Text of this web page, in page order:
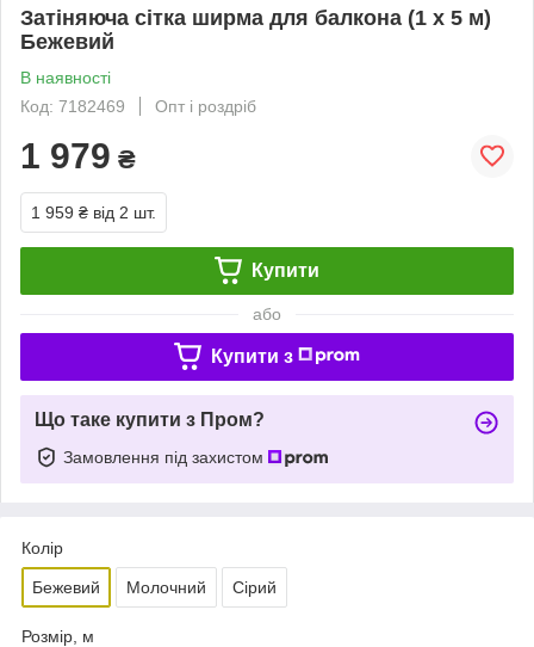
Затіняюча сітка ширма для балкона (1 х 5 м)
Бежевий
В наявності
Код: 7182469
Опт і роздріб
1 979 ₴
1 959 ₴ від 2 шт.
Купити
або
Купити з
Що таке купити з Пром?
Замовлення під захистом
Колір
Бежевий Молочний Сірий
Розмір, м